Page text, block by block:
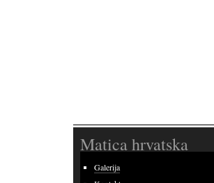
Matica hrvatska
Galerija